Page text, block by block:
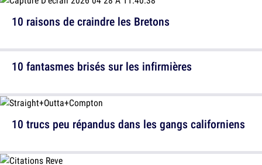
10 raisons de craindre les Bretons
10 trucs peu répandus dans les gangs californiens
10 fantasmes brisés sur les infirmières